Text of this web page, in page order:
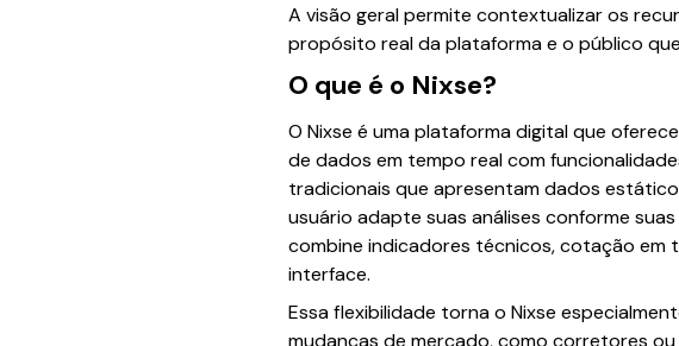
A visão geral permite contextualizar os
propósito real da plataforma e o público
O que é o Nixse?
O Nixse é uma plataforma digital que
de dados em tempo real com
tradicionais que apresentam dados
usuário adapte suas análises conforme
combine indicadores técnicos, cotação em
interface.
Essa flexibilidade torna o Nixse
mudanças de mercado, como corretores